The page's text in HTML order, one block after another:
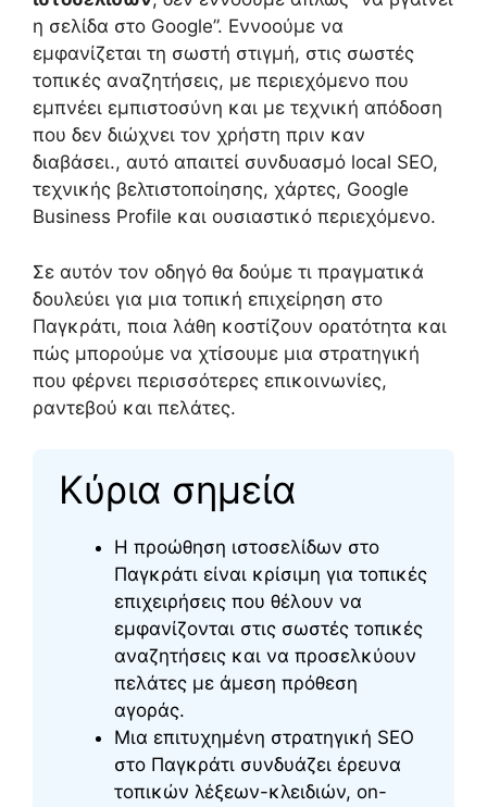
η σελίδα στο Google”. Εννοούμε να
εμφανίζεται τη σωστή στιγμή, στις σωστές
τοπικές αναζητήσεις, με περιεχόμενο που
εμπνέει εμπιστοσύνη και με τεχνική απόδοση
που δεν διώχνει τον χρήστη πριν καν
διαβάσει., αυτό απαιτεί συνδυασμό local SEO,
τεχνικής βελτιστοποίησης, χάρτες, Google
Business Profile και ουσιαστικό περιεχόμενο.
Σε αυτόν τον οδηγό θα δούμε τι πραγματικά
δουλεύει για μια τοπική επιχείρηση στο
Παγκράτι, ποια λάθη κοστίζουν ορατότητα και
πώς μπορούμε να χτίσουμε μια στρατηγική
που φέρνει περισσότερες επικοινωνίες,
ραντεβού και πελάτες.
Κύρια σημεία
Η προώθηση ιστοσελίδων στο
Παγκράτι είναι κρίσιμη για τοπικές
επιχειρήσεις που θέλουν να
εμφανίζονται στις σωστές τοπικές
αναζητήσεις και να προσελκύουν
πελάτες με άμεση πρόθεση
αγοράς.
Μια επιτυχημένη στρατηγική SEO
στο Παγκράτι συνδυάζει έρευνα
τοπικών λέξεων-κλειδιών, on-